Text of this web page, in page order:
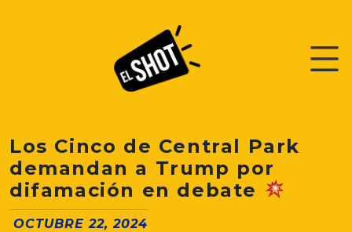
Los Cinco de Central Park
demandan a Trump por
difamación en debate
OCTUBRE 22, 2024